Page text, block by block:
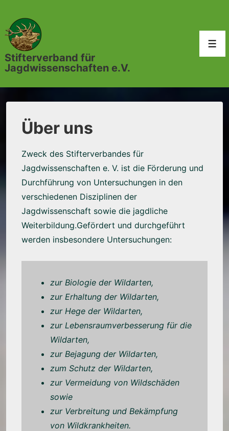
Zum
Inhalt
Stifterverband für
Jagdwissenschaften e.V.
Über uns
Zweck des Stifterverbandes für
Jagdwissenschaften e. V. ist die Förderung und
Durchführung von Untersuchungen in den
verschiedenen Disziplinen der
Jagdwissenschaft sowie die jagdliche
Weiterbildung.Gefördert und durchgeführt
werden insbesondere Untersuchungen:
zur Biologie der Wildarten,
zur Erhaltung der Wildarten,
zur Hege der Wildarten,
zur Lebensraumverbesserung für die
Wildarten,
zur Bejagung der Wildarten,
zum Schutz der Wildarten,
zur Vermeidung von Wildschäden
sowie
zur Verbreitung und Bekämpfung
von Wildkrankheiten.